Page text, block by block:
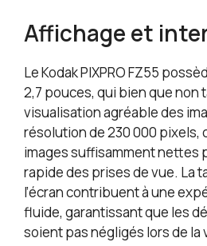
Affichage et
Le Kodak PIXPRO FZ55
2,7 pouces, qui bien que non
visualisation agréable des
résolution de 230 000 pixels,
images suffisamment nettes
rapide des prises de vue. La
l’écran contribuent à une
fluide, garantissant que les
soient pas négligés lors de la